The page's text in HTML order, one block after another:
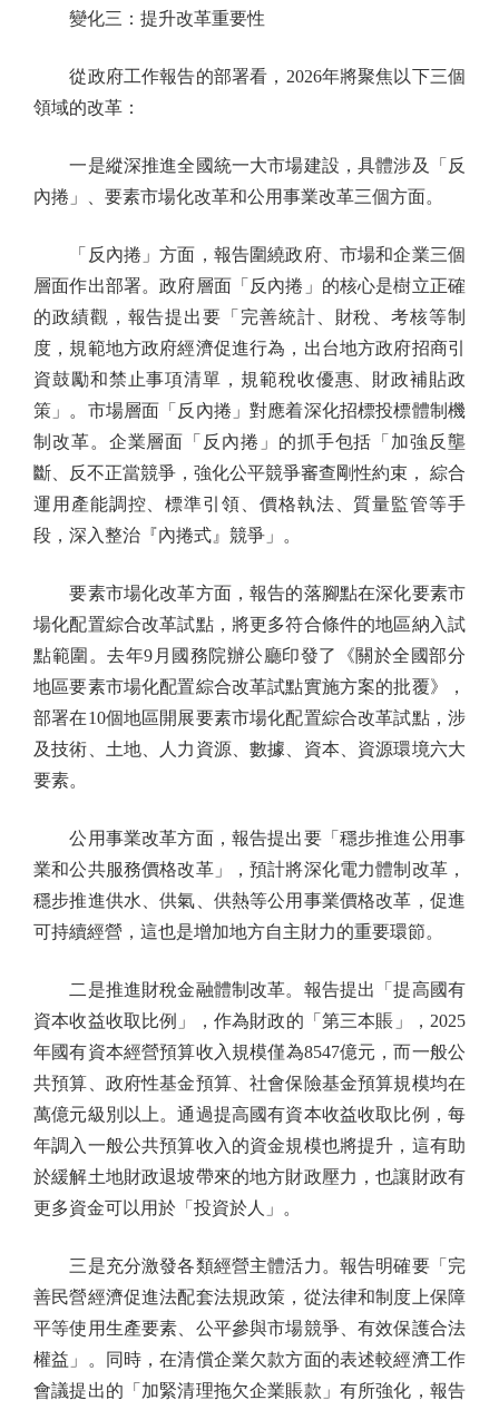
變化三：提升改革重要性
從政府工作報告的部署看，2026年將聚焦以下三個
領域的改革：
一是縱深推進全國統一大市場建設，具體涉及「反
內捲」、要素市場化改革和公用事業改革三個方面。
「反內捲」方面，報告圍繞政府、市場和企業三個
層面作出部署。政府層面「反內捲」的核心是樹立正確
的政績觀，報告提出要「完善統計、財稅、考核等制
度，規範地方政府經濟促進行為，出台地方政府招商引
資鼓勵和禁止事項清單，規範稅收優惠、財政補貼政
策」。市場層面「反內捲」對應着深化招標投標體制機
制改革。企業層面「反內捲」的抓手包括「加強反壟
斷、反不正當競爭，強化公平競爭審查剛性約束， 綜合
運用產能調控、標準引領、價格執法、質量監管等手
段，深入整治『內捲式』競爭」。
要素市場化改革方面，報告的落腳點在深化要素市
場化配置綜合改革試點，將更多符合條件的地區納入試
點範圍。去年9月國務院辦公廳印發了《關於全國部分
地區要素市場化配置綜合改革試點實施方案的批覆》，
部署在10個地區開展要素市場化配置綜合改革試點，涉
及技術、土地、人力資源、數據、資本、資源環境六大
要素。
公用事業改革方面，報告提出要「穩步推進公用事
業和公共服務價格改革」，預計將深化電力體制改革，
穩步推進供水、供氣、供熱等公用事業價格改革，促進
可持續經營，這也是增加地方自主財力的重要環節。
二是推進財稅金融體制改革。報告提出「提高國有
資本收益收取比例」，作為財政的「第三本賬」，2025
年國有資本經營預算收入規模僅為8547億元，而一般公
共預算、政府性基金預算、社會保險基金預算規模均在
萬億元級別以上。通過提高國有資本收益收取比例，每
年調入一般公共預算收入的資金規模也將提升，這有助
於緩解土地財政退坡帶來的地方財政壓力，也讓財政有
更多資金可以用於「投資於人」。
三是充分激發各類經營主體活力。報告明確要「完
善民營經濟促進法配套法規政策，從法律和制度上保障
平等使用生產要素、公平參與市場競爭、有效保護合法
權益」。同時，在清償企業欠款方面的表述較經濟工作
會議提出的「加緊清理拖欠企業賬款」有所強化，報告